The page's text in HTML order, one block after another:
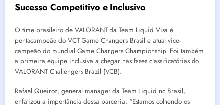
Sucesso Competitivo e Inclusivo
O time brasileiro de VALORANT da Team Liquid Visa é
pentacampeão do VCT Game Changers Brasil e atual vice-
campeão do mundial Game Changers Championship. Foi também
a primeira equipe inclusiva a chegar nas fases classificatórias do
VALORANT Challengers Brazil (VCB).
Rafael Queiroz, general manager da Team Liquid no Brasil,
enfatizou a importância dessa parceria: “Estamos colhendo os